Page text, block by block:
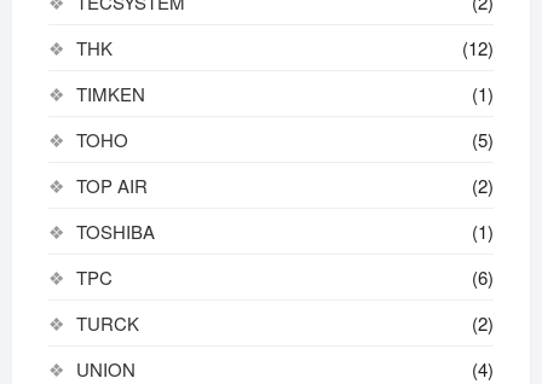
THK
(12)
TIMKEN
(1)
TOHO
(5)
TOP AIR
(2)
TOSHIBA
(1)
TPC
(6)
TURCK
(2)
UNION
(4)